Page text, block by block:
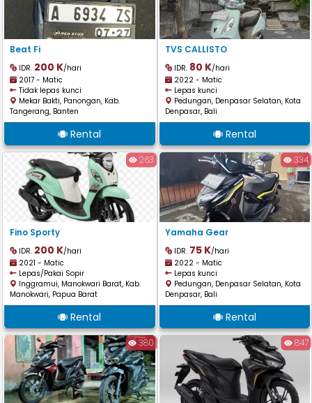
Beat Fi
IDR. 200 K/hari
2017 - Matic
Tidak lepas kunci
Mekar Bakti, Panongan, Kab.
Tangerang, Banten
Rental
TVS CALLISTO
IDR. 80 K/hari
2022 - Matic
Lepas kunci
Pedungan, Denpasar Selatan, Kota
Denpasar, Bali
Rental
263
Fino Sporty
IDR. 200 K/hari
2021 - Matic
Lepas/Pakai Sopir
Inggramui, Manokwari Barat, Kab.
Manokwari, Papua Barat
Rental
334
Yamaha Gear
IDR. 75 K/hari
2022 - Matic
Lepas kunci
Pedungan, Denpasar Selatan, Kota
Denpasar, Bali
Rental
380 847